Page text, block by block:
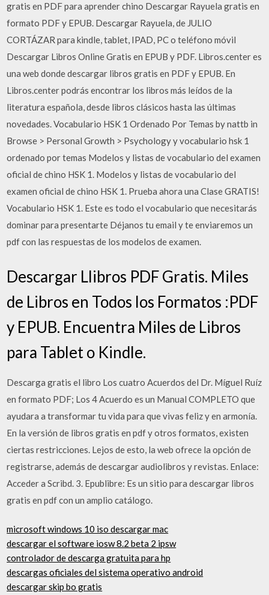
gratis en PDF para aprender chino Descargar Rayuela gratis en
formato PDF y EPUB. Descargar Rayuela, de JULIO
CORTÁZAR para kindle, tablet, IPAD, PC o teléfono móvil
Descargar Libros Online Gratis en EPUB y PDF. Libros.center es
una web donde descargar libros gratis en PDF y EPUB. En
Libros.center podrás encontrar los libros más leídos de la
literatura española, desde libros clásicos hasta las últimas
novedades. Vocabulario HSK 1 Ordenado Por Temas by nattb in
Browse > Personal Growth > Psychology y vocabulario hsk 1
ordenado por temas Modelos y listas de vocabulario del examen
oficial de chino HSK 1. Modelos y listas de vocabulario del
examen oficial de chino HSK 1. Prueba ahora una Clase GRATIS!
Vocabulario HSK 1. Este es todo el vocabulario que necesitarás
dominar para presentarte Déjanos tu email y te enviaremos un
pdf con las respuestas de los modelos de examen.
Descargar Llibros PDF Gratis. Miles
de Libros en Todos los Formatos :PDF
y EPUB. Encuentra Miles de Libros
para Tablet o Kindle.
Descarga gratis el libro Los cuatro Acuerdos del Dr. Míguel Ruíz
en formato PDF; Los 4 Acuerdo es un Manual COMPLETO que
ayudara a transformar tu vida para que vivas feliz y en armonía.
En la versión de libros gratis en pdf y otros formatos, existen
ciertas restricciones. Lejos de esto, la web ofrece la opción de
registrarse, además de descargar audiolibros y revistas. Enlace:
Acceder a Scribd. 3. Epublibre: Es un sitio para descargar libros
gratis en pdf con un amplio catálogo.
microsoft windows 10 iso descargar mac
descargar el software iosw 8.2 beta 2 ipsw
controlador de descarga gratuita para hp
descargas oficiales del sistema operativo android
descargar skip bo gratis